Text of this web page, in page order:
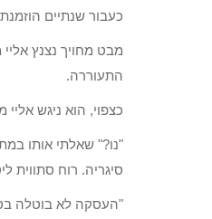
כעבור שנתיים
מבט מחויך נצנץ
התעוררה.
כצפוי, הוא ניגש
"נו?" שאלתי אותו
סיגריה. רוח סתווית
"העסקה לא בוטלה